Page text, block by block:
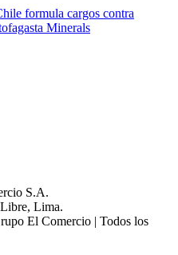
S.A.
Lima.
El Comercio | Todos los